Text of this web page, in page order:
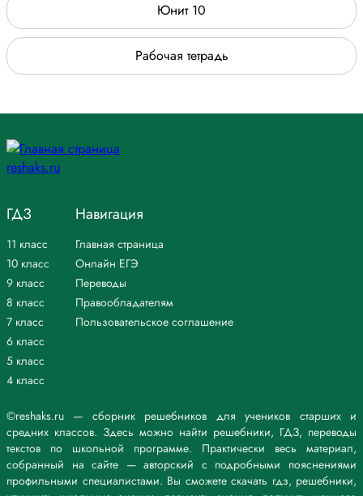
Юнит 10
Рабочая тетрадь
©reshaks.ru — сборник решебников для учеников старших и
средних классов. Здесь можно найти решебники, ГДЗ, переводы
текстов по школьной программе. Практически весь материал,
собранный на сайте — авторский с подробными пояснениями
профильными специалистами. Вы сможете скачать гдз, решебники,
ГДЗ
11 класс
10 класс
9 класс
8 класс
7 класс
6 класс
5 класс
4 класс
Навигация
Главная страница
Онлайн ЕГЭ
Переводы
Правообладателям
Пользовательское соглашение